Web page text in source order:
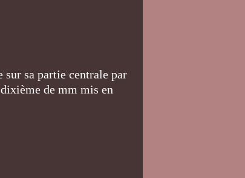
sur sa partie centrale par
de mm mis en